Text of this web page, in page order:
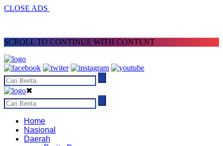
CLOSE ADS
SCROLL TO CONTINUE WITH CONTENT
✖
Home
Nasional
Daerah